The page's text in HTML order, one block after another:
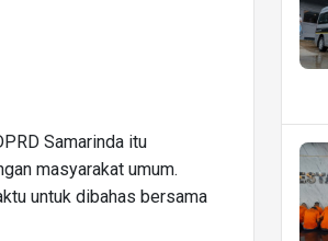
Samarinda itu
masyarakat umum.
untuk dibahas bersama